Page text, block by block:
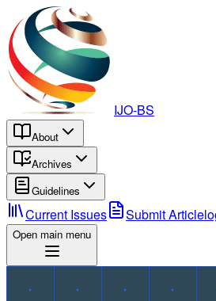
IJO-BS
About
Archives
Guidelines
Current Issues Submit Article
Open main menu